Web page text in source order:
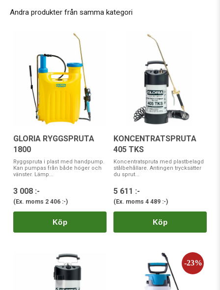
Andra produkter från samma kategori
GLORIA RYGGSPRUTA
1800
Ryggspruta i plast med handpump.
Kan pumpas från både höger och
vänster. Lämp...
3 008 :-
(Ex. moms 2 406 :-)
Köp
KONCENTRATSPRUTA
405 TKS
Koncentratspruta med plastbelagd
stålbehållare. Antingen trycksätter
du sprut...
5 611 :-
(Ex. moms 4 489 :-)
Köp